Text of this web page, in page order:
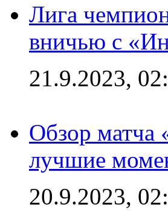
Лига
вничью с
21.9.2023,
Обзор матча
лучшие
20.9.2023,